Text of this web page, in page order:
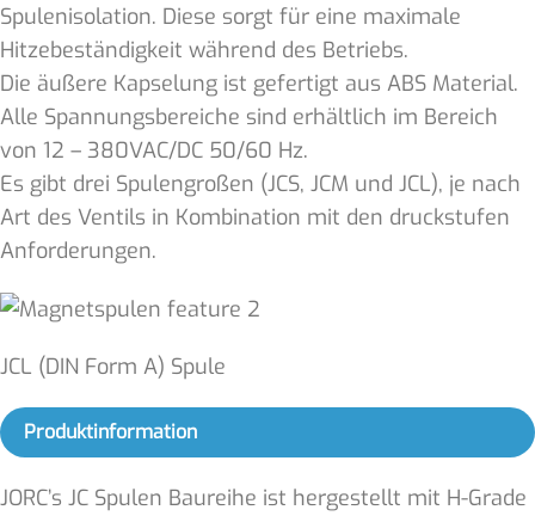
Spulenisolation. Diese sorgt für eine maximale
Hitzebeständigkeit während des Betriebs.
Die äußere Kapselung ist gefertigt aus ABS Material.
Alle Spannungsbereiche sind erhältlich im Bereich
von 12 – 380VAC/DC 50/60 Hz.
Es gibt drei Spulengroßen (JCS, JCM und JCL), je nach
Art des Ventils in Kombination mit den druckstufen
Anforderungen.
JCL (DIN Form A) Spule
Produktinformation
JORC’s JC Spulen Baureihe ist hergestellt mit H-Grade